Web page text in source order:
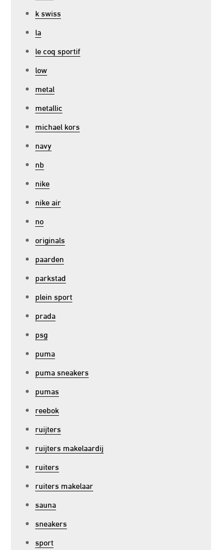
k swiss
la
le coq sportif
low
metal
metallic
michael kors
navy
nb
nike
nike air
no
originals
paarden
parkstad
plein sport
prada
psg
puma
puma sneakers
pumas
reebok
ruijters
ruijters makelaardij
ruiters
ruiters makelaar
sauna
sneakers
sport